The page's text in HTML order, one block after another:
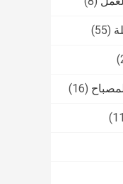
(55)
(16)